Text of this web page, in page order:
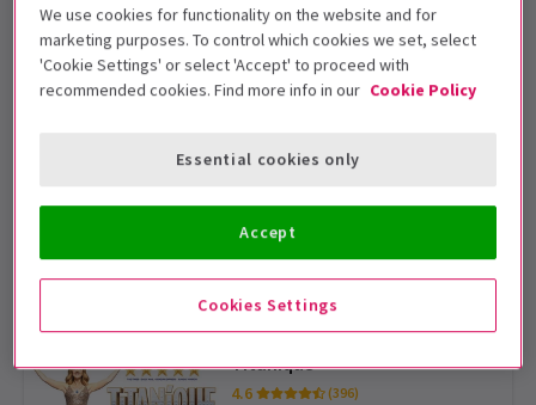
À partir de 43 £
Hadestown
4.7 (444)
À partir de 31 £
4.9
À partir de 19 £
Titanique
4.6 (396)
We use cookies for functionality on the website and for
marketing purposes. To control which cookies we set, select
'Cookie Settings' or select 'Accept' to proceed with
recommended cookies. Find more info in our Cookie Policy
Cookies Settings
Essential cookies only
Accept